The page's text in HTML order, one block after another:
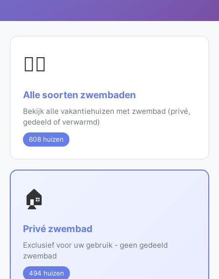
🏊‍♂️
Alle soorten zwembaden
Bekijk alle vakantiehuizen met zwembad (privé,
gedeeld of verwarmd)
608 huizen
🏠
Privé zwembad
Exclusief voor uw gebruik - geen gedeeld
zwembad
494 huizen